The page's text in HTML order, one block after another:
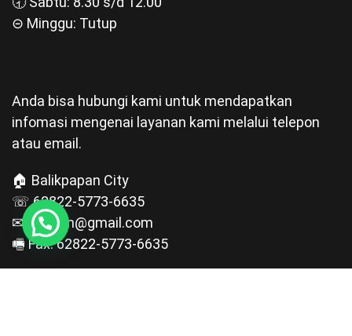
⊝ Minggu: Tutup
Anda bisa hubungi kami untuk mendapatkan
infomasi mengenai layanan kami melalui telepon
atau email.
🏠 Balikpapan City
☏ 62822-5773-6635
✉ pgt.bpn@gmail.com
🖷 Fax: 62822-5773-6635